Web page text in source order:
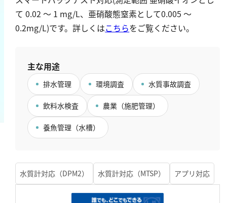
て 0.02 ～ 1 mg/L、亜硝酸態窒素として0.005 ～
0.2mg/L)です。詳しくはこちらをご覧ください。
主な用途
排水管理 環境調査 水質事故調査
飲料水検査 農業（施肥管理）
養魚管理（水槽）
水質計対応（DPM2） 水質計対応（MTSP） アプリ対応
マンガン
モリブデン
有機汚濁
BOD
COD
過マンガン酸カリウム消費量
硬度